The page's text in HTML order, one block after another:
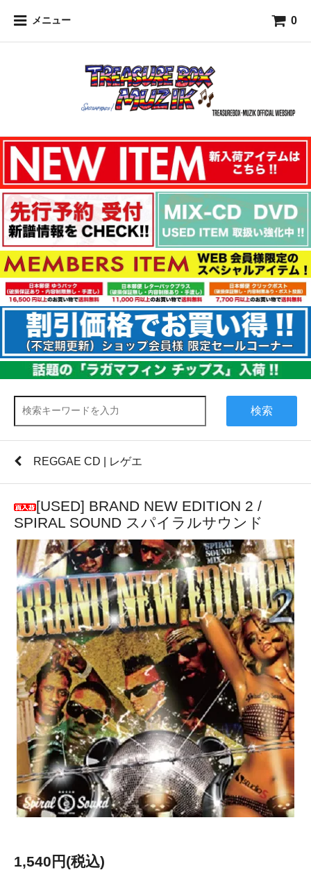
メニュー 0
検索
REGGAE CD | レゲエ
[USED] BRAND NEW EDITION 2 /
SPIRAL SOUND スパイラルサウンド
1,540円(税込)